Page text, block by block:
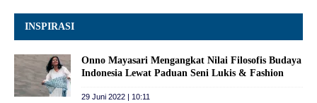
INSPIRASI
Onno Mayasari Mengangkat Nilai Filosofis Budaya
Indonesia Lewat Paduan Seni Lukis & Fashion
29 Juni 2022 | 10:11